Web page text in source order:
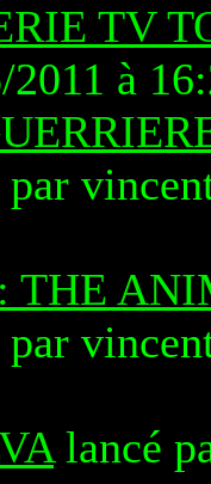
TV
à
par
THE
par
lancé